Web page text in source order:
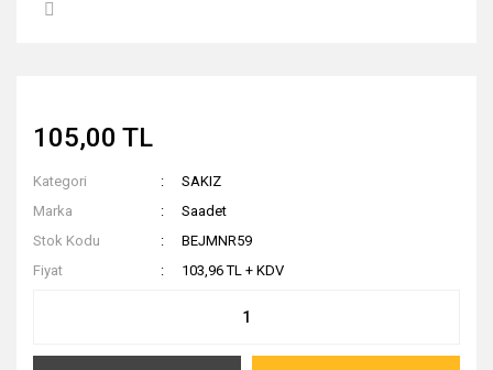
105,00 TL
Kategori
SAKIZ
Marka
Saadet
Stok Kodu
BEJMNR59
Fiyat
103,96 TL + KDV